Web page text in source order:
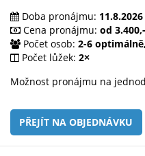
Doba pronájmu:
Cena pronájmu: od
Počet osob: 2-6
Počet lůžek: 2×
Možnost pronájmu na
PŘEJÍT NA OBJEDNÁVKU